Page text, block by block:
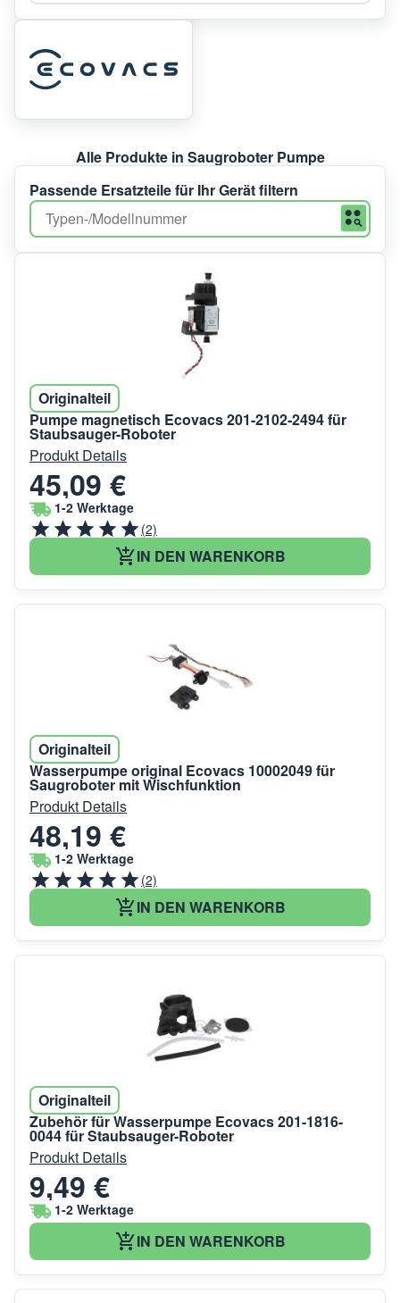
Alle Produkte in Saugroboter Pumpe
Passende Ersatzteile für Ihr Gerät filtern
Originalteil
Pumpe magnetisch Ecovacs 201-2102-2494 für
Staubsauger-Roboter
Produkt Details
45,09 €
1-2 Werktage
(2)
IN DEN WARENKORB
Originalteil
Wasserpumpe original Ecovacs 10002049 für
Saugroboter mit Wischfunktion
Produkt Details
48,19 €
1-2 Werktage
(2)
IN DEN WARENKORB
Originalteil
Zubehör für Wasserpumpe Ecovacs 201-1816-
0044 für Staubsauger-Roboter
Produkt Details
9,49 €
1-2 Werktage
IN DEN WARENKORB